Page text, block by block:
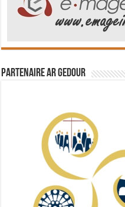
Partenaire Ar Gedour